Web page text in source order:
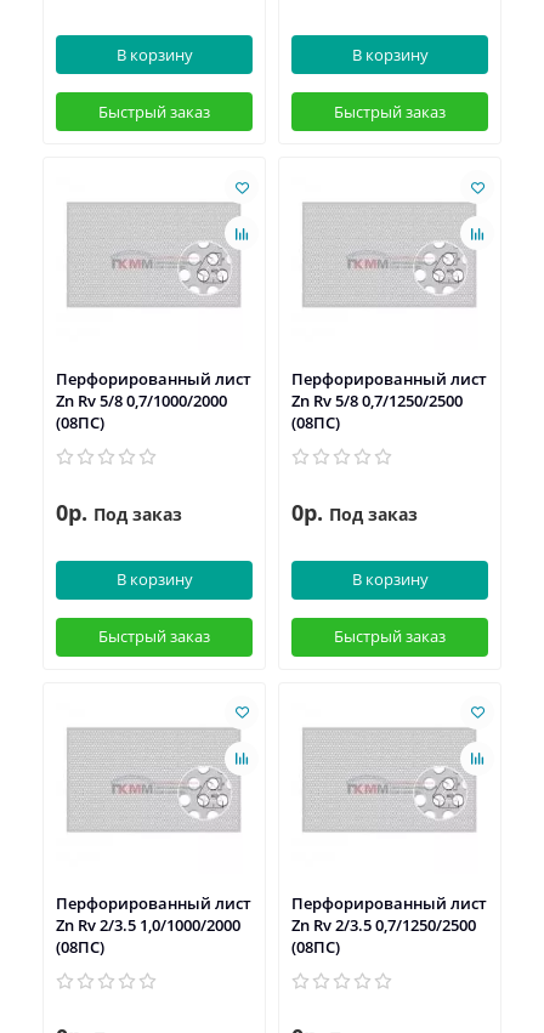
В корзину
Быстрый заказ
В корзину
Быстрый заказ
Перфорированный лист
Zn Rv 5/8 0,7/1000/2000
(08ПС)
0р. Под заказ
В корзину
Быстрый заказ
Перфорированный лист
Zn Rv 5/8 0,7/1250/2500
(08ПС)
0р. Под заказ
В корзину
Быстрый заказ
Перфорированный лист
Zn Rv 2/3.5 1,0/1000/2000
(08ПС)
Перфорированный лист
Zn Rv 2/3.5 0,7/1250/2500
(08ПС)